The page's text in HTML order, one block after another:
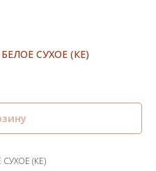
СУХОЕ (КЕ)
(КЕ)